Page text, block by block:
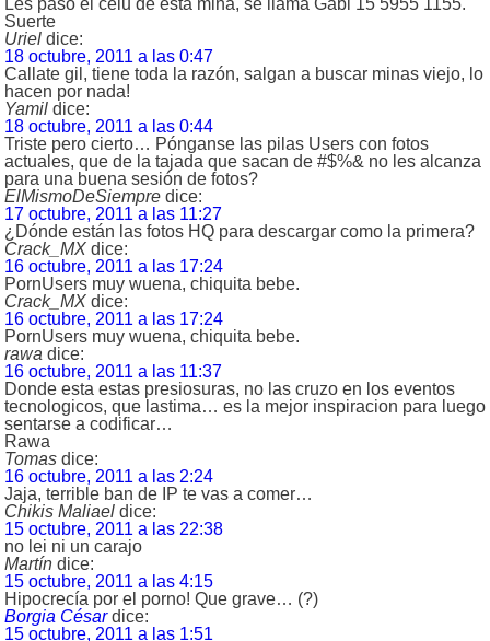
Suerte
Uriel dice:
18 octubre, 2011 a las 0:47
Callate gil, tiene toda la razón, salgan a buscar minas viejo, lo
hacen por nada!
Yamil dice:
18 octubre, 2011 a las 0:44
Triste pero cierto… Pónganse las pilas Users con fotos
actuales, que de la tajada que sacan de #$%& no les alcanza
para una buena sesión de fotos?
ElMismoDeSiempre dice:
17 octubre, 2011 a las 11:27
¿Dónde están las fotos HQ para descargar como la primera?
Crack_MX dice:
16 octubre, 2011 a las 17:24
PornUsers muy wuena, chiquita bebe.
Crack_MX dice:
16 octubre, 2011 a las 17:24
PornUsers muy wuena, chiquita bebe.
rawa dice:
16 octubre, 2011 a las 11:37
Donde esta estas presiosuras, no las cruzo en los eventos
tecnologicos, que lastima… es la mejor inspiracion para luego
sentarse a codificar…
Rawa
Tomas dice:
16 octubre, 2011 a las 2:24
Jaja, terrible ban de IP te vas a comer…
Chikis Maliael dice:
15 octubre, 2011 a las 22:38
no lei ni un carajo
Martín dice:
15 octubre, 2011 a las 4:15
Hipocrecía por el porno! Que grave… (?)
Borgia César dice:
15 octubre, 2011 a las 1:51